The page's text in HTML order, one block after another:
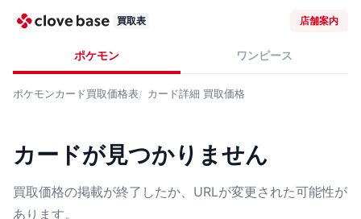
買取表 店舗案内
ポケモン ワンピース
ポケモンカード買取価格表 カード詳細 買取価格
カードが見つかりません
買取価格の掲載が終了したか、URLが変更された可能性が
あります。